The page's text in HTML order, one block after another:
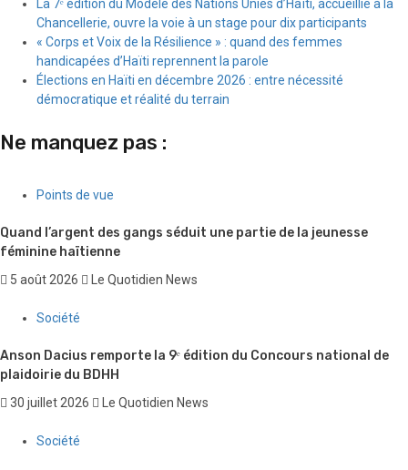
La 7ᵉ édition du Modèle des Nations Unies d’Haïti, accueillie à la
Chancellerie, ouvre la voie à un stage pour dix participants
« Corps et Voix de la Résilience » : quand des femmes
handicapées d’Haïti reprennent la parole
Élections en Haïti en décembre 2026 : entre nécessité
démocratique et réalité du terrain
Ne manquez pas :
Points de vue
Quand l’argent des gangs séduit une partie de la jeunesse
féminine haïtienne
5 août 2026 Le Quotidien News
Société
Anson Dacius remporte la 9ᵉ édition du Concours national de
plaidoirie du BDHH
30 juillet 2026 Le Quotidien News
Société